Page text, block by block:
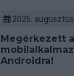
2026.
Megérkezett
Androidra!